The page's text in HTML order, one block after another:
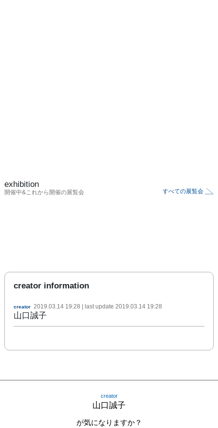
exhibition
開催中&これから開催の展覧会 すべての展覧会
creator information
creator 2019.03.14 19:28 | last update 2019.03.14 19:28
山口誠子
creator
山口誠子
が気になりますか？